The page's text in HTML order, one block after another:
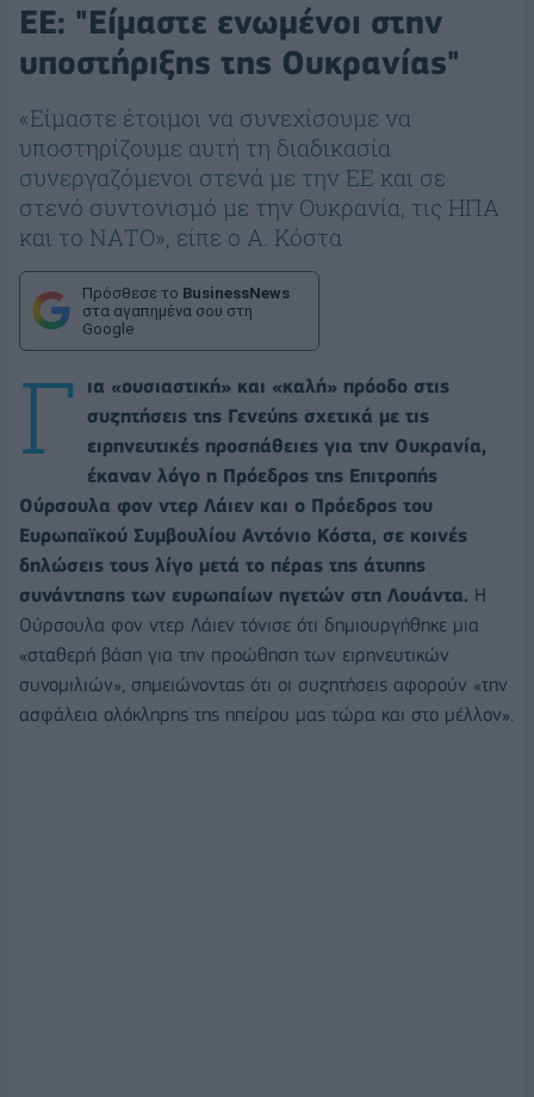
ΕΕ: "Είμαστε ενωμένοι στην
υποστήριξης της Ουκρανίας"
«Είμαστε έτοιμοι να συνεχίσουμε να
υποστηρίζουμε αυτή τη διαδικασία
συνεργαζόμενοι στενά με την ΕΕ και σε
στενό συντονισμό με την Ουκρανία, τις ΗΠΑ
και το ΝΑΤΟ», είπε ο Α. Κόστα
Πρόσθεσε το BusinessNews
στα αγαπημένα σου στη
Google
Γ
ια «ουσιαστική» και «καλή» πρόοδο στις
συζητήσεις της Γενεύης σχετικά με τις
ειρηνευτικές προσπάθειες για την Ουκρανία,
έκαναν λόγο η Πρόεδρος της Επιτροπής
Ούρσουλα φον ντερ Λάιεν και ο Πρόεδρος του
Ευρωπαϊκού Συμβουλίου Αντόνιο Κόστα, σε κοινές
δηλώσεις τους λίγο μετά το πέρας της άτυπης
συνάντησης των ευρωπαίων ηγετών στη Λουάντα. Η
Ούρσουλα φον ντερ Λάιεν τόνισε ότι δημιουργήθηκε μια
«σταθερή βάση για την προώθηση των ειρηνευτικών
συνομιλιών», σημειώνοντας ότι οι συζητήσεις αφορούν «την
ασφάλεια ολόκληρης της ηπείρου μας τώρα και στο μέλλον».